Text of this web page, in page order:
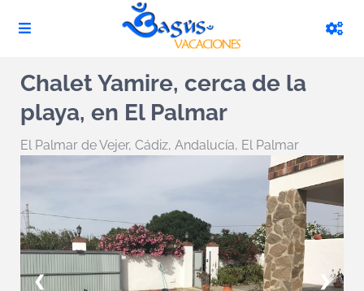
Chalet Yamire, cerca de la
playa, en El Palmar
El Palmar de Vejer, Cádiz, Andalucía, El Palmar
❮ ❯